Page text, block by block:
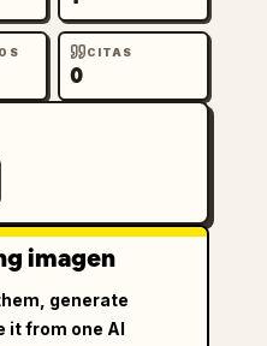
CITAS
0
imagen
generate
it from one AI